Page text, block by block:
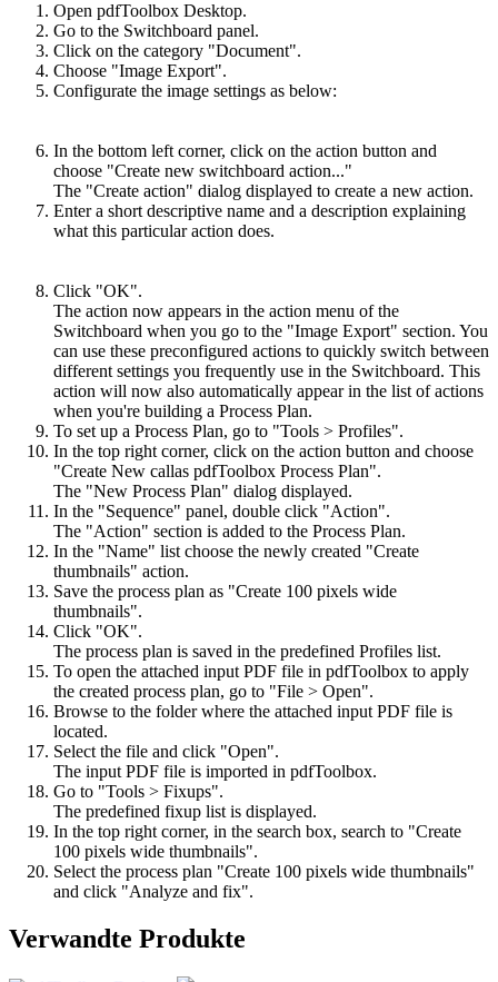
Open pdfToolbox Desktop.
Go to the Switchboard panel.
Click on the category "Document".
Choose "Image Export".
Configurate the image settings as below:
In the bottom left corner, click on the action button and
choose "Create new switchboard action..."
The "Create action" dialog displayed to create a new action.
Enter a short descriptive name and a description explaining
what this particular action does.
Click "OK".
The action now appears in the action menu of the
Switchboard when you go to the "Image Export" section. You
can use these preconfigured actions to quickly switch between
different settings you frequently use in the Switchboard. This
action will now also automatically appear in the list of actions
when you're building a Process Plan.
To set up a Process Plan, go to "Tools > Profiles".
In the top right corner, click on the action button and choose
"Create New callas pdfToolbox Process Plan".
The "New Process Plan" dialog displayed.
In the "Sequence" panel, double click "Action".
The "Action" section is added to the Process Plan.
In the "Name" list choose the newly created "Create
thumbnails" action.
Save the process plan as "Create 100 pixels wide
thumbnails".
Click "OK".
The process plan is saved in the predefined Profiles list.
To open the attached input PDF file in pdfToolbox to apply
the created process plan, go to "File > Open".
Browse to the folder where the attached input PDF file is
located.
Select the file and click "Open".
The input PDF file is imported in pdfToolbox.
Go to "Tools > Fixups".
The predefined fixup list is displayed.
In the top right corner, in the search box, search to "Create
100 pixels wide thumbnails".
Select the process plan "Create 100 pixels wide thumbnails"
and click "Analyze and fix".
Verwandte Produkte